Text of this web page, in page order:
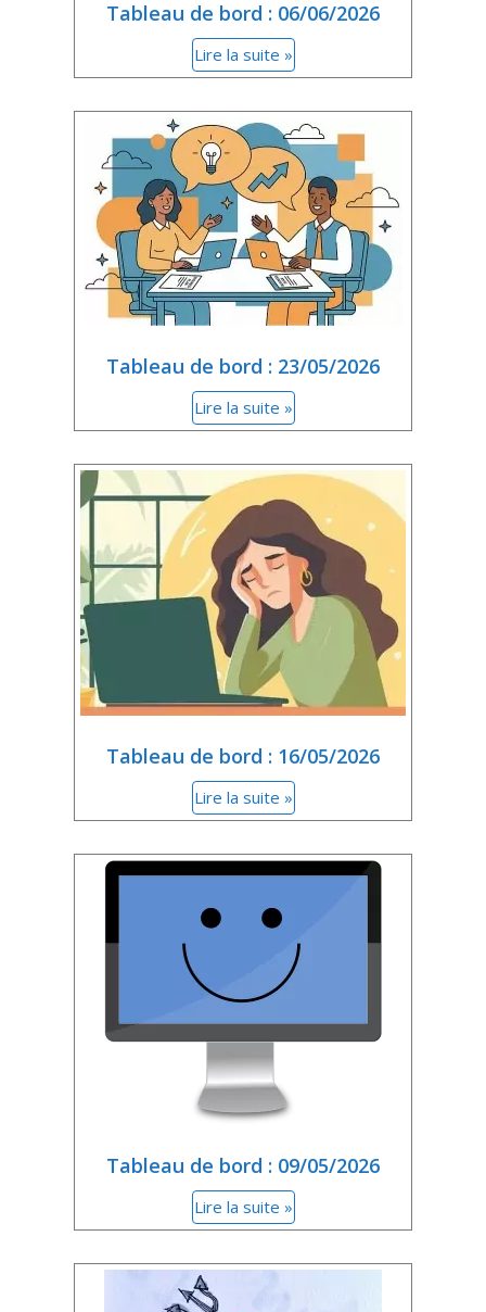
Tableau de bord : 06/06/2026
Lire la suite »
Tableau de bord : 23/05/2026
Lire la suite »
Tableau de bord : 16/05/2026
Lire la suite »
Tableau de bord : 09/05/2026
Lire la suite »